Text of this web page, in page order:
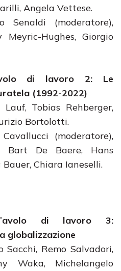
Angela Vettese.
Senaldi (moderatore),
Hughes, Giorgio
di lavoro 2: Le
(1992-2022)
Tobias Rehberger,
Bortolotti.
(moderatore),
Bart De Baere, Hans
Chiara Ianeselli.
di lavoro 3:
globalizzazione
Sacchi, Remo Salvadori,
Waka, Michelangelo